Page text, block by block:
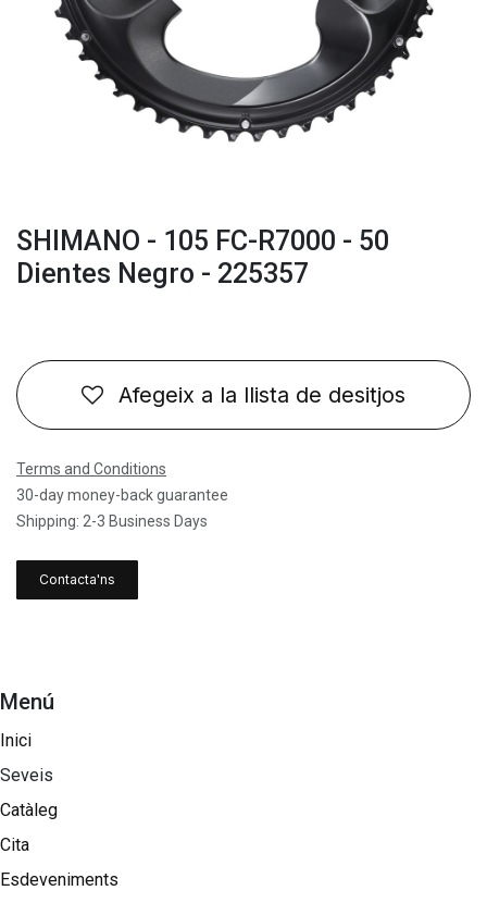
SHIMANO - 105 FC-R7000 - 50
Dientes Negro - 225357
Afegeix a la llista de desitjos
Terms and Conditions
30-day money-back guarantee
Shipping: 2-3 Business Days
Contacta'ns
Menú
Inici
Seveis
Catàleg
Cita
Esdeveniments